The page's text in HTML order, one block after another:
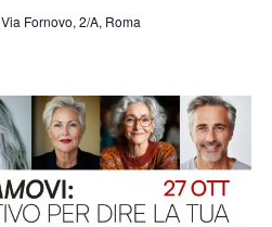
Via Fornovo, 2/A, Roma